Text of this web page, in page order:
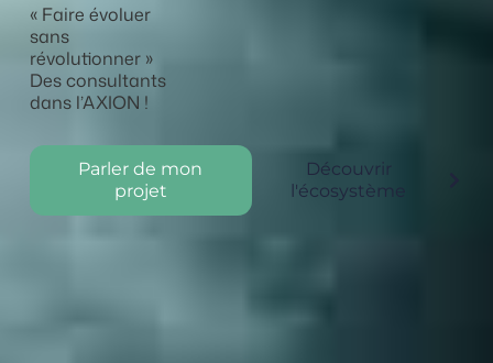
« Faire évoluer
sans
révolutionner »
Des consultants
dans l’AXION !
Parler de mon
projet
Découvrir
l'écosystème